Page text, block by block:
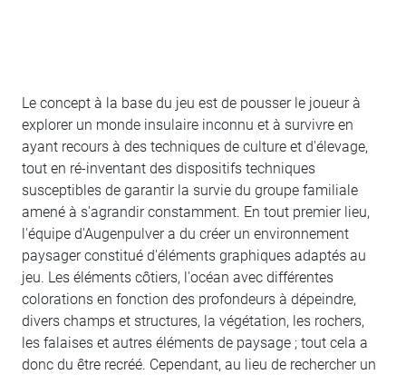
Le concept à la base du jeu est de pousser le joueur à
explorer un monde insulaire inconnu et à survivre en
ayant recours à des techniques de culture et d'élevage,
tout en ré-inventant des dispositifs techniques
susceptibles de garantir la survie du groupe familiale
amené à s'agrandir constamment. En tout premier lieu,
l'équipe d'Augenpulver a du créer un environnement
paysager constitué d'éléments graphiques adaptés au
jeu. Les éléments côtiers, l'océan avec différentes
colorations en fonction des profondeurs à dépeindre,
divers champs et structures, la végétation, les rochers,
les falaises et autres éléments de paysage ; tout cela a
donc du être recréé. Cependant, au lieu de rechercher un